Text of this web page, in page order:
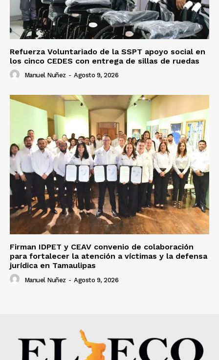
Refuerza Voluntariado de la SSPT apoyo social en
los cinco CEDES con entrega de sillas de ruedas
Manuel Nuñez - Agosto 9, 2026
Firman IDPET y CEAV convenio de colaboración
para fortalecer la atención a víctimas y la defensa
jurídica en Tamaulipas
Manuel Nuñez - Agosto 9, 2026